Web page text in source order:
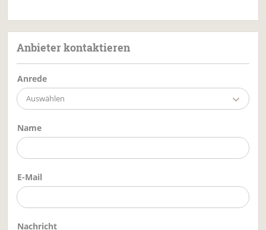
Anbieter kontaktieren
Anrede
Auswählen
Name
E-Mail
Nachricht